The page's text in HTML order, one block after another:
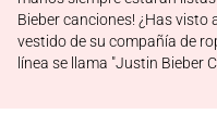
Bieber canciones! ¿Has visto
vestido de su compañía de
línea se llama "Justin Bieber